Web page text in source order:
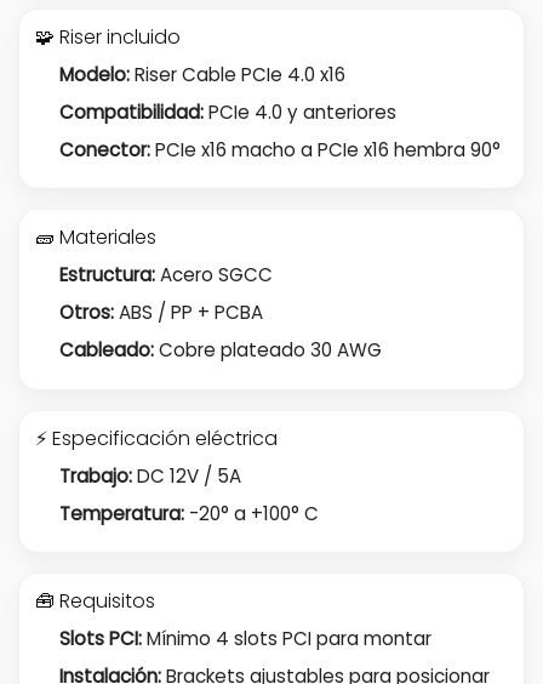
🧩 Riser incluido
Modelo:Riser Cable PCIe 4.0 x16
Compatibilidad:PCIe 4.0 y anteriores
Conector:PCIe x16 macho a PCIe x16 hembra 90°
🧱 Materiales
Estructura:Acero SGCC
Otros:ABS / PP + PCBA
Cableado:Cobre plateado 30 AWG
⚡ Especificación eléctrica
Trabajo:DC 12V / 5A
Temperatura:-20° a +100° C
🧰 Requisitos
Slots PCI:Mínimo 4 slots PCI para montar
Instalación:Brackets ajustables para posicionar